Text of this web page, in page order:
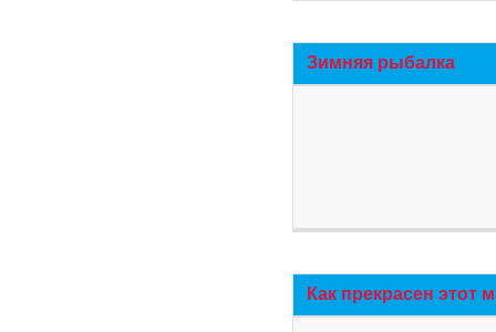
Зимняя рыбалка
Как прекрасен этот